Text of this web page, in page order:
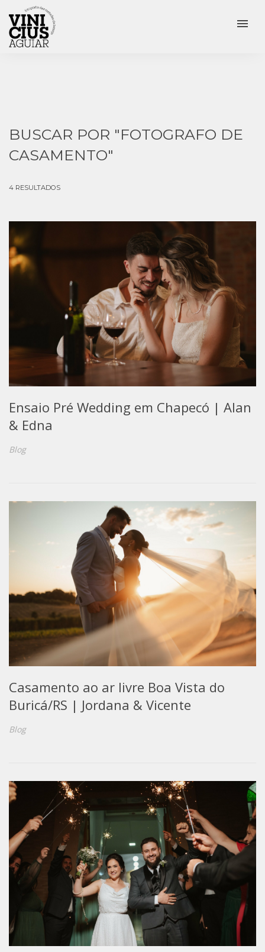
menu
BUSCAR POR "FOTOGRAFO DE
CASAMENTO"
4 RESULTADOS
Ensaio Pré Wedding em Chapecó | Alan
& Edna
Blog
Casamento ao ar livre Boa Vista do
Buricá/RS | Jordana & Vicente
Blog